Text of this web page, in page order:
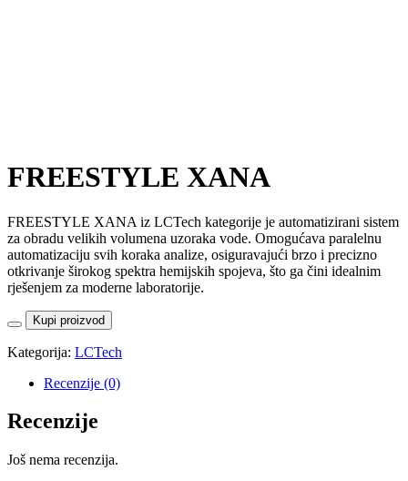
FREESTYLE XANA
FREESTYLE XANA iz LCTech kategorije je automatizirani sistem
za obradu velikih volumena uzoraka vode. Omogućava paralelnu
automatizaciju svih koraka analize, osiguravajući brzo i precizno
otkrivanje širokog spektra hemijskih spojeva, što ga čini idealnim
rješenjem za moderne laboratorije.
Kupi proizvod
Kategorija: LCTech
Recenzije (0)
Recenzije
Još nema recenzija.